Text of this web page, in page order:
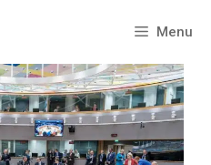
Menu